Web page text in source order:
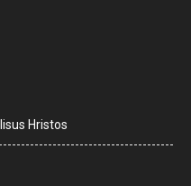
Hristos